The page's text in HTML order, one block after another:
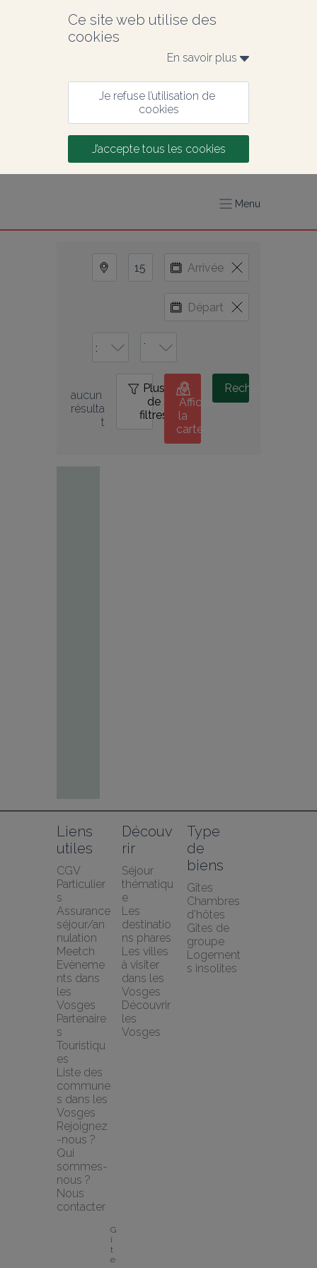
Ce site web utilise des
cookies
En savoir plus
Je refuse l’utilisation de
cookies
J’accepte tous les cookies
Menu
aucun
résulta
t
Plus
de
filtres
Afficher
la
carte
Rechercher
Liens
utiles
CGV
Particulier
s
Assurance
séjour/an
nulation
Meetch
Evèneme
nts dans
les
Vosges
Partenaire
s
Touristiqu
es
Liste des
commune
s dans les
Vosges
Rejoignez
-nous ?
Qui
sommes-
nous ?
Nous
contacter
Découv
rir
Séjour
thématiqu
e
Les
destinatio
ns phares
Les villes
à visiter
dans les
Vosges
Découvrir
les
Vosges
Type
de
biens
Gîtes
Chambres
d’hôtes
Gîtes de
groupe
Logement
s insolites
G
î
t
e